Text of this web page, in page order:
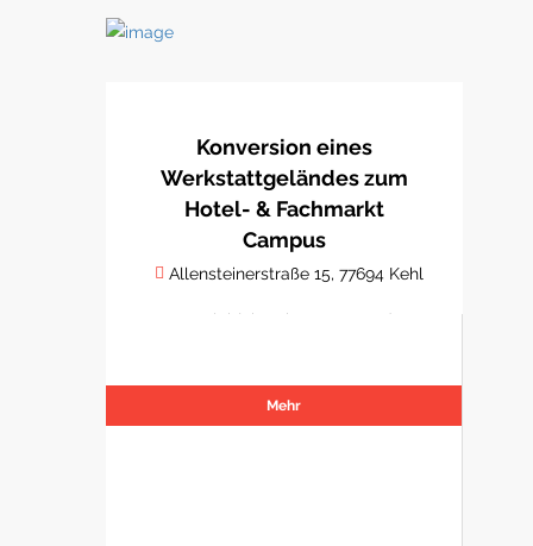
Konversion eines
Werkstattgeländes zum
Hotel- & Fachmarkt
Campus
Allensteinerstraße 15, 77694 Kehl
Hotelobjekt mit Gastro- und
Mehr